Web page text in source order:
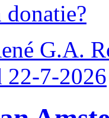
donatie?
G.A.
22-7-2026